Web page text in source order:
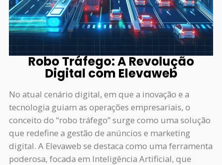
Robo Tráfego: A Revolução
Digital com Elevaweb
No atual cenário digital, em que a inovação e a
tecnologia guiam as operações empresariais, o
conceito do “robo tráfego” surge como uma solução
que redefine a gestão de anúncios e marketing
digital. A Elevaweb se destaca como uma ferramenta
poderosa, focada em Inteligência Artificial, que